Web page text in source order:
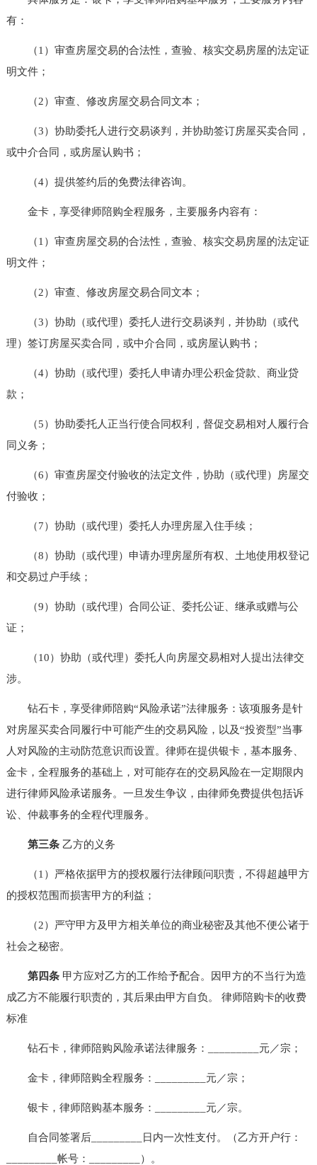
有：
（1）审查房屋交易的合法性，查验、核实交易房屋的法定证
明文件；
（2）审查、修改房屋交易合同文本；
（3）协助委托人进行交易谈判，并协助签订房屋买卖合同，
或中介合同，或房屋认购书；
（4）提供签约后的免费法律咨询。
金卡，享受律师陪购全程服务，主要服务内容有：
（1）审查房屋交易的合法性，查验、核实交易房屋的法定证
明文件；
（2）审查、修改房屋交易合同文本；
（3）协助（或代理）委托人进行交易谈判，并协助（或代
理）签订房屋买卖合同，或中介合同，或房屋认购书；
（4）协助（或代理）委托人申请办理公积金贷款、商业贷
款；
（5）协助委托人正当行使合同权利，督促交易相对人履行合
同义务；
（6）审查房屋交付验收的法定文件，协助（或代理）房屋交
付验收；
（7）协助（或代理）委托人办理房屋入住手续；
（8）协助（或代理）申请办理房屋所有权、土地使用权登记
和交易过户手续；
（9）协助（或代理）合同公证、委托公证、继承或赠与公
证；
（10）协助（或代理）委托人向房屋交易相对人提出法律交
涉。
钻石卡，享受律师陪购“风险承诺”法律服务：该项服务是针
对房屋买卖合同履行中可能产生的交易风险，以及“投资型”当事
人对风险的主动防范意识而设置。律师在提供银卡，基本服务、
金卡，全程服务的基础上，对可能存在的交易风险在一定期限内
进行律师风险承诺服务。一旦发生争议，由律师免费提供包括诉
讼、仲裁事务的全程代理服务。
第三条乙方的义务
（1）严格依据甲方的授权履行法律顾问职责，不得超越甲方
的授权范围而损害甲方的利益；
（2）严守甲方及甲方相关单位的商业秘密及其他不便公诸于
社会之秘密。
第四条甲方应对乙方的工作给予配合。因甲方的不当行为造
成乙方不能履行职责的，其后果由甲方自负。 律师陪购卡的收费
标准
钻石卡，律师陪购风险承诺法律服务：_________元／宗；
金卡，律师陪购全程服务：_________元／宗；
银卡，律师陪购基本服务：_________元／宗。
自合同签署后_________日内一次性支付。（乙方开户行：
_________帐号：_________）。